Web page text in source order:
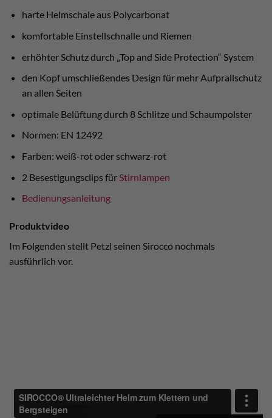
harte Helmschale aus Polycarbonat
komfortable Einstellschnalle und Riemen
erhöhter Schutz durch „Top and Side Protection“ System
den Kopf umschließendes Design für mehr Aufprallschutz
an allen Seiten
optimale Belüftung durch 8 Schlitze und Schaumpolster
Normen: EN 12492
Farben: weiß-rot oder schwarz-rot
2 Besestigungsclips für Stirnlampen
Bedienungsanleitung
Produktvideo
Im Folgenden stellt Petzl seinen Sirocco nochmals
ausführlich vor.